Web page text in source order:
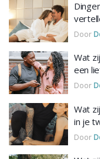
Door
Wat
een
Door
Wat
in je
Door